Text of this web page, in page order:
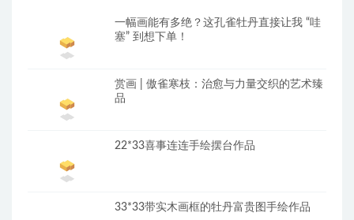
一幅画能有多绝？这孔雀牡丹直接让我 “哇
塞” 到想下单！
赏画 | 傲雀寒枝：治愈与力量交织的艺术臻
品
22*33喜事连连手绘摆台作品
33*33带实木画框的牡丹富贵图手绘作品